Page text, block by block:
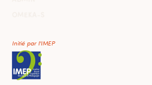
Initié par l'IMEP